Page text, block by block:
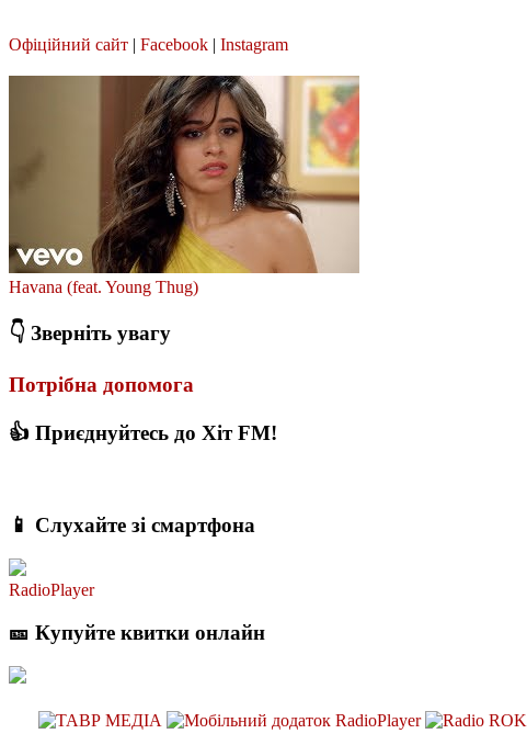
Офіційний сайт | Facebook | Instagram
Havana (feat. Young Thug)
👇 Зверніть увагу
Потрібна допомога
👍 Приєднуйтесь до Хіт FM!
📱 Слухайте зі смартфона
RadioPlayer
🎫 Купуйте квитки онлайн